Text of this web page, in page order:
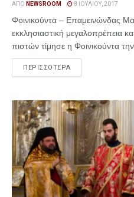
ΑΠΌ NEWSROOM 8 ΙΟΥΛΊΟΥ, 2017
Φοινικούντα – Επαμεινώνδας
εκκλησιαστική μεγαλοπρέπεια
πιστών τίμησε η Φοινικούντα
ΠΕΡΙΣΣΟΤΕΡΑ